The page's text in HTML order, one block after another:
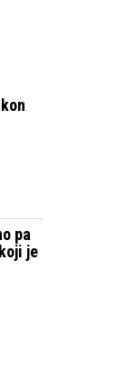
pa
je